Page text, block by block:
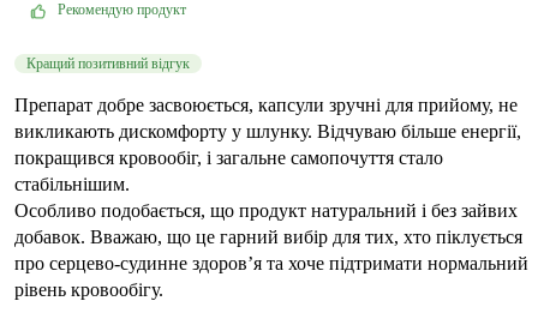
Рекомендую продукт
Кращий позитивний відгук
Препарат добре засвоюється, капсули зручні для прийому, не
викликають дискомфорту у шлунку. Відчуваю більше енергії,
покращився кровообіг, і загальне самопочуття стало
стабільнішим.
Особливо подобається, що продукт натуральний і без зайвих
добавок. Вважаю, що це гарний вибір для тих, хто піклується
про серцево-судинне здоров’я та хоче підтримати нормальний
рівень кровообігу.